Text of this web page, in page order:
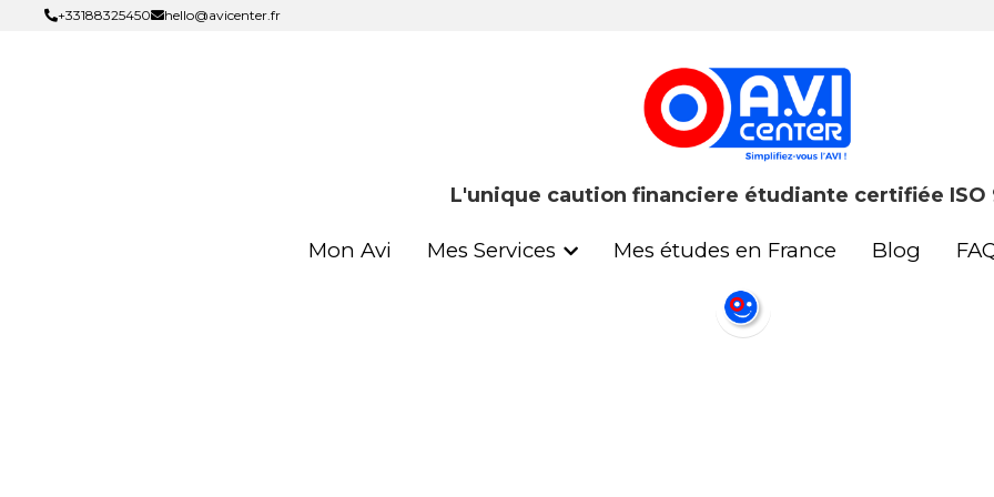
+33188325450 hello@avicenter.fr
L'unique caution financiere étudiante certifiée ISO
Mon Avi Mes Services Mes études en France Blog
+33188325450 hello@avicenter.fr
L'unique caution financiere étudiante certifiée ISO
Mon Avi Mes Services Mes études en France Blog